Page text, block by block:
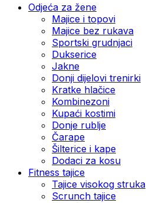
Odjeća za žene
Majice i topovi
Majice bez rukava
Sportski grudnjaci
Dukserice
Jakne
Donji dijelovi trenirki
Kratke hlačice
Kombinezoni
Kupaći kostimi
Donje rublje
Čarape
Šilterice i kape
Dodaci za kosu
Fitness tajice
Tajice visokog struka
Scrunch tajice